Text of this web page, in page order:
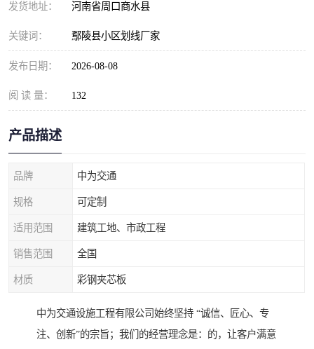
发货地址： 河南省周口商水县
关键词： 鄢陵县小区划线厂家
发布日期： 2026-08-08
阅 读 量： 132
产品描述
品牌 中为交通
规格 可定制
适用范围 建筑工地、市政工程
销售范围 全国
材质 彩钢夹芯板
中为交通设施工程有限公司始终坚持 “诚信、匠心、专
注、创新”的宗旨；我们的经营理念是：的，让客户满意